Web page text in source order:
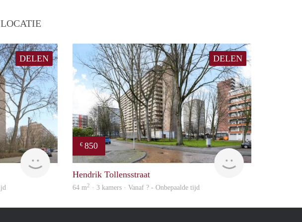
DELEN
finder
DELEN
€ 850
finder
Hendrik Tollensstraat
64 m2 · 3 kamers · Vanaf ? - Onbepaalde tijd